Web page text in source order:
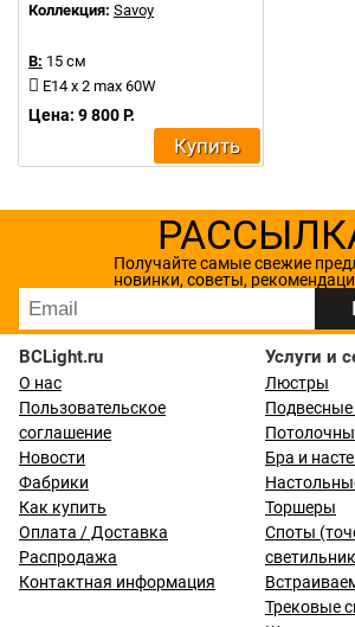
Коллекция: Savoy
В: 15 см
E14 x 2 max 60W
Цена: 9 800 Р.
Купить
Получайте самые свежие
новинки, советы,
BCLight.ru
О нас
Пользовательское
соглашение
Новости
Фабрики
Как купить
Оплата / Доставка
Распродажа
Контактная информация
Услуги и
Люстры
Подвесные
Бра и
Торшеры
Споты
Трековые